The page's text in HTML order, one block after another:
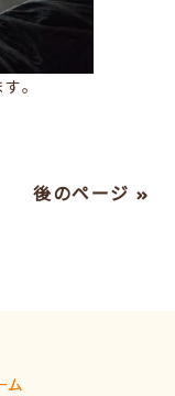
。
後のページ »